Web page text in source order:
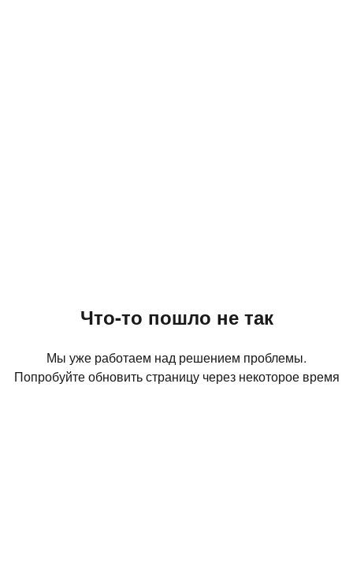
Что-то пошло не так
Мы уже работаем над решением проблемы.
Попробуйте обновить страницу через некоторое время